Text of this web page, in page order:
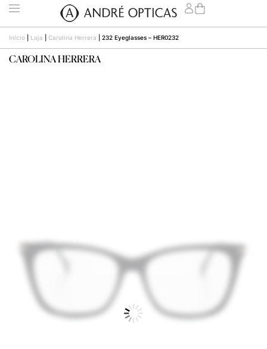
Início Loja Carolina Herrera 232 Eyeglasses – HER0232
CAROLINA HERRERA